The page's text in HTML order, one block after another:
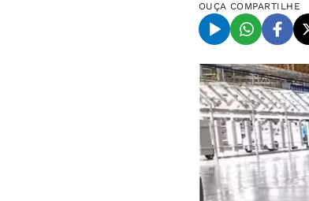
OUÇA COMPARTILHE